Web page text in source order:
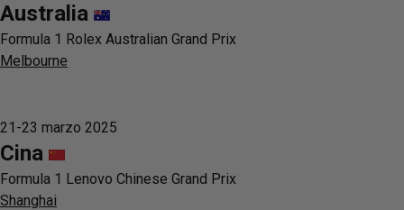
Australia
Formula 1 Rolex Australian Grand Prix
Melbourne
21-23 marzo 2025
Cina
Formula 1 Lenovo Chinese Grand Prix
Shanghai